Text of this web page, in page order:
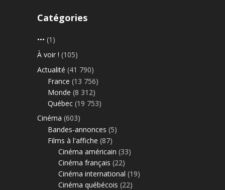
Catégories
••• (1)
À voir ! (105)
Actualité (41 790)
France (13 756)
Monde (8 312)
Québec (19 753)
Cinéma (603)
Bandes-annonces (5)
Films à l'affiche (87)
Cinéma américain (33)
Cinéma français (22)
Cinéma international (19)
Cinéma québécois (22)